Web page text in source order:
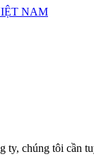
ty, chúng tôi cần